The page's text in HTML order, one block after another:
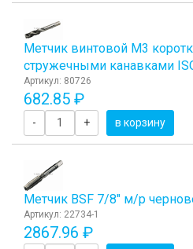
Метчик винтовой М3
стружечными канавками
Артикул: 80726
682.85 ₽
- + в корзину
Метчик BSF 7/8" м/р
Артикул: 22734-1
2867.96 ₽